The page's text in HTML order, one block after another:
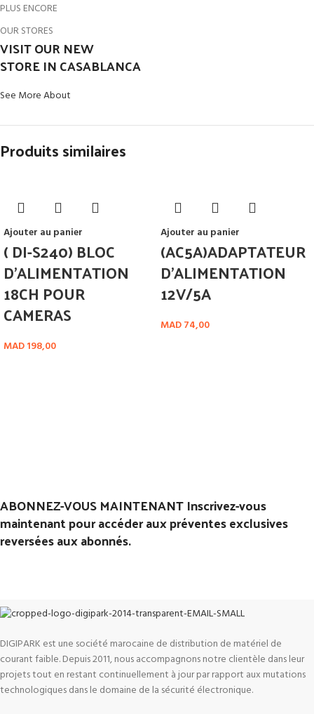
PLUS ENCORE
OUR STORES
VISIT OUR NEW
STORE IN CASABLANCA
See More About
Produits similaires
Ajouter au panier
( DI-S240) BLOC
D’ALIMENTATION
18CH POUR
CAMERAS
MAD198,00
Ajouter au panier
(AC5A)ADAPTATEUR
D’ALIMENTATION
12V/5A
MAD74,00
ABONNEZ-VOUS MAINTENANT Inscrivez-vous
maintenant pour accéder aux préventes exclusives
reversées aux abonnés.
DIGIPARK est une société marocaine de distribution de matériel de
courant faible. Depuis 2011, nous accompagnons notre clientèle dans leur
projets tout en restant continuellement à jour par rapport aux mutations
technologiques dans le domaine de la sécurité électronique.